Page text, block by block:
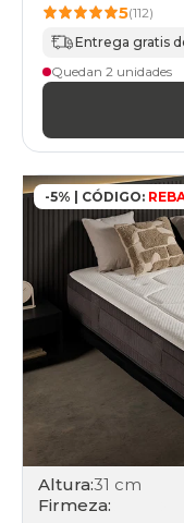
5(112)
Entrega gratis
Quedan 2 unidades
-5% | CÓDIGO:
Altura:31 cm
Firmeza: